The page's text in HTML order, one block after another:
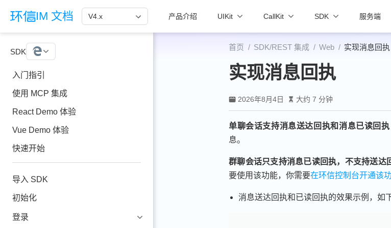
IM 文档 V4.x 产品介绍 UIKit CallKit SDK 服务端
SDK Web
入门指引
使用 MCP 集成
React Demo 体验
Vue Demo 体验
快速开始
导入 SDK
初始化
登录
首页 SDK/REST 集成 Web 实现消息回执
实现消息回执
2026年8月4日 大约 7 分钟
单聊会话支持消息送达回执和消息已读回执
息。
群聊会话只支持消息已读回执，不支持送达
要使用该功能，你需要在环信控制台开通该
消息送达回执和已读回执的效果示例，如